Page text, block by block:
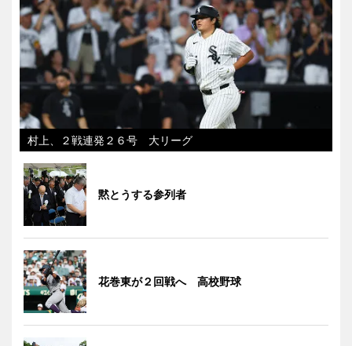
村上、２戦連発２６号 大リーグ
黙とうする参列者
花巻東が２回戦へ 高校野球